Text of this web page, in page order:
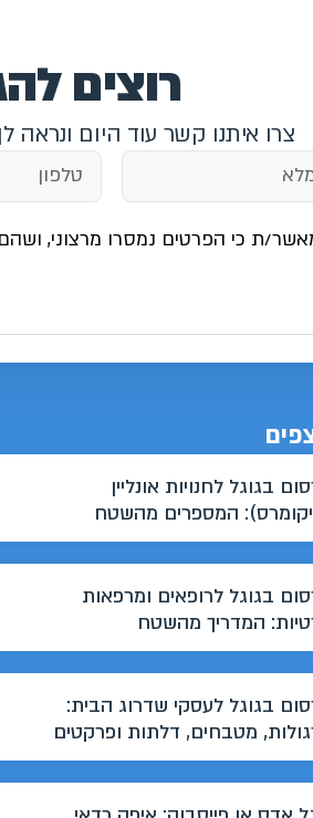
רוצים
צרו איתנו קשר עוד היום ונראה
ת כי הפרטים נמסרו מרצוני,
בגוגל לחנויות אונליין
המספרים מהשטח
בגוגל לרופאים ומרפאות
המדריך מהשטח
בגוגל לעסקי שדרוג הבית:
מטבחים, דלתות ופרקטים